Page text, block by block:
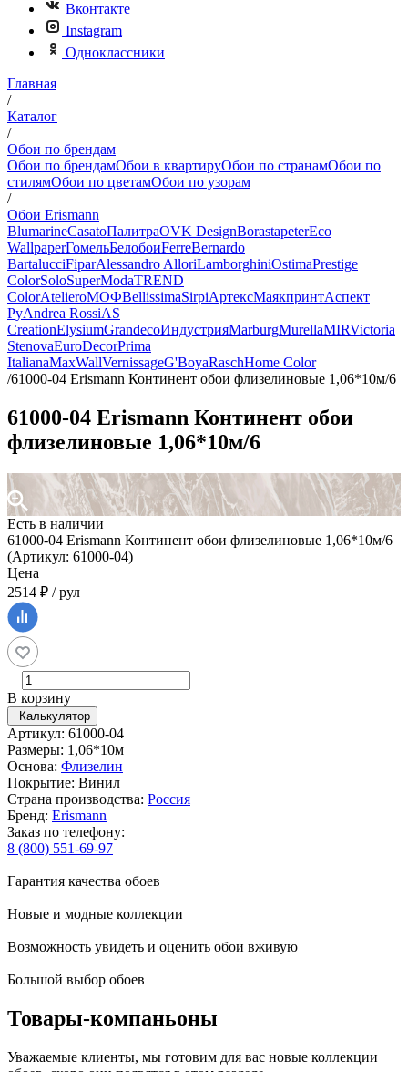
Вконтакте
Instagram
Одноклассники
Главная
/
Каталог
/
Обои по брендам
Обои по брендамОбои в квартируОбои по странамОбои по
стилямОбои по цветамОбои по узорам
/
Обои Erismann
BlumarineCasatoПалитраOVK DesignBorastapeterEco
WallpaperГомельБелобоиFerreBernardo
BartalucciFiparAlessandro AlloriLamborghiniOstimaPrestige
ColorSoloSuperModaTREND
ColorAtelieroМОФBellissimaSirpiАртексМаякпринтАспект
РуAndrea RossiAS
CreationElysiumGrandecoИндустрияMarburgMurellaMIRVictoria
StenovaEuroDecorPrima
ItalianaMaxWallVernissageG'BoyaRaschHome Color
/61000-04 Erismann Континент обои флизелиновые 1,06*10м/6
61000-04 Erismann Континент обои
флизелиновые 1,06*10м/6
Есть в наличии
61000-04 Erismann Континент обои флизелиновые 1,06*10м/6
(Артикул: 61000-04)
Цена
2514 ₽ / рул
В корзину
Калькулятор
Артикул: 61000-04
Размеры: 1,06*10м
Основа: Флизелин
Покрытие: Винил
Страна производства: Россия
Бренд: Erismann
Заказ по телефону:
8 (800) 551-69-97
Гарантия качества обоев
Новые и модные коллекции
Возможность увидеть и оценить обои вживую
Большой выбор обоев
Товары-компаньоны
Уважаемые клиенты, мы готовим для вас новые коллекции